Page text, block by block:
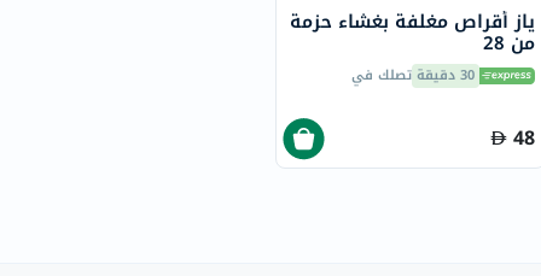
ياز أقراص مغلفة بغشاء حزمة
من 28
30 دقيقة تصلك في
48